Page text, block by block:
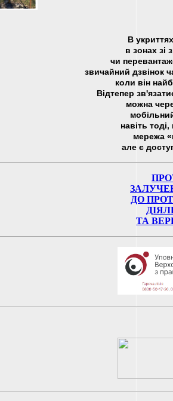
В
в зонах зі
чи
звичайний дзвінок
коли він
Відтепер
можна
навіть
мережа
але є
ДО
ТА